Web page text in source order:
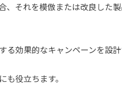
それを模倣または改良した
効果的なキャンペーンを設計
役立ちます。